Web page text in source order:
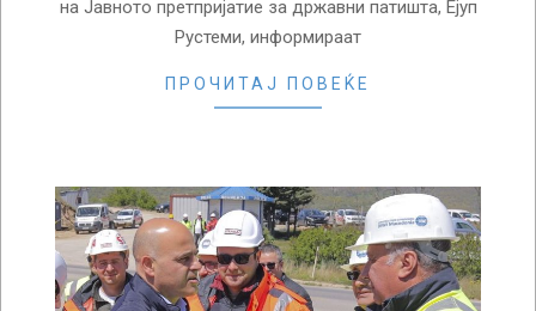
на Јавното претпријатие за државни патишта, Ејуп
Рустеми, информираат
ПРОЧИТАЈ ПОВЕЌЕ